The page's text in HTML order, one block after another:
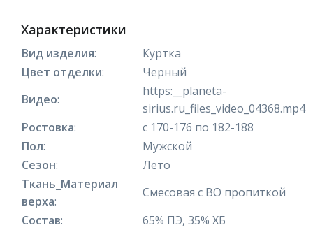
Характеристики
Вид изделия:
Куртка
Цвет отделки:
Черный
Видео:
https:__planeta-
sirius.ru_files_video_04368.mp4
Ростовка:
с 170-176 по 182-188
Пол:
Мужской
Сезон:
Лето
Ткань_Материал
верха:
Смесовая с ВО пропиткой
Состав:
65% ПЭ, 35% ХБ